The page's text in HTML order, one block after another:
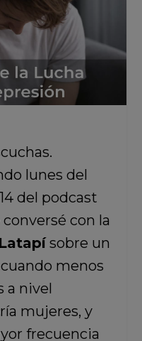
lunes del
del podcast
con la
sobre un
menos
a nivel
mujeres, y
frecuencia